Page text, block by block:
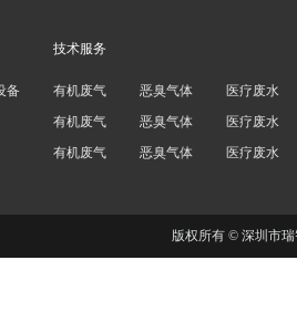
备
技术服务
有机废气
有机废气
有机废气
恶臭气体
恶臭气体
恶臭气体
医疗废水
医疗废水
医疗废水
版权所有 © 深圳市